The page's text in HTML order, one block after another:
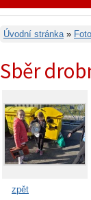
Úvodní stránka»
Sběr
zpět